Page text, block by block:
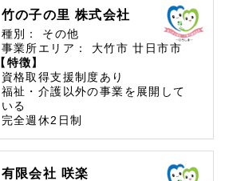
竹の子の里 株式会社
種別：
その他
事業所エリア：
大竹市廿日市市
【特徴】
資格取得支援制度あり
福祉・介護以外の事業を展開して
いる
完全週休2日制
有限会社 咲楽